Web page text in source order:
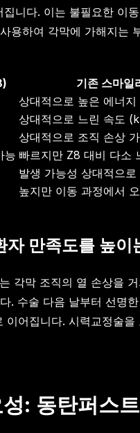
니다. 이는 불필요한 이
용하여 각막에 가해지
기존 스마일
상대적으로 높은 에너
상대적으로 느린 속도
상대적으로 조직 손상
능 빠르지만 Z8 대비 다소
발생 가능성 상대적으로
높지만 이동 과정에서
만족도를 높이
각막 조직의 열 손상을
. 수술 다음 날부터 선명
이어집니다. 시력교정술
: 동탄퍼스